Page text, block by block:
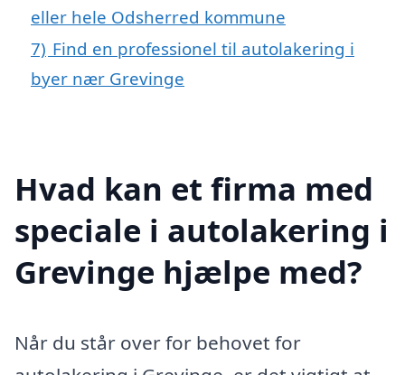
eller hele Odsherred kommune
7) Find en professionel til autolakering i
byer nær Grevinge
Hvad kan et firma med
speciale i autolakering i
Grevinge hjælpe med?
Når du står over for behovet for